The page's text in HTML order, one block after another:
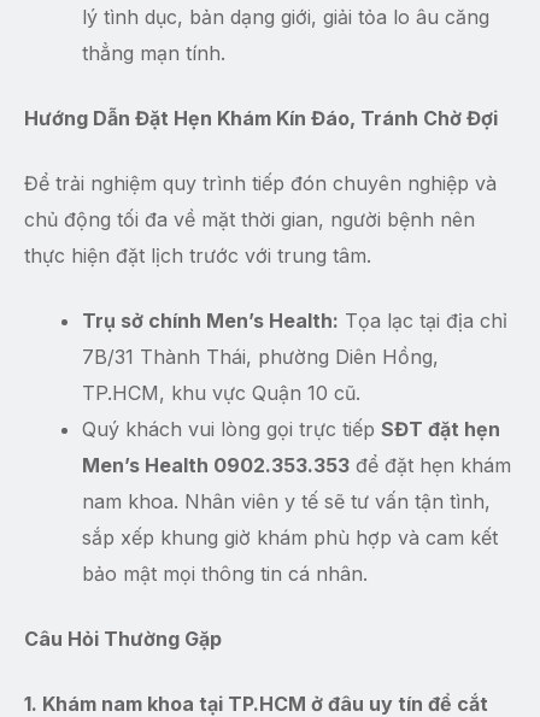
lý tình dục, bản dạng giới, giải tỏa lo âu căng
thẳng mạn tính.
Hướng Dẫn Đặt Hẹn Khám Kín Đáo, Tránh Chờ Đợi
Để trải nghiệm quy trình tiếp đón chuyên nghiệp và
chủ động tối đa về mặt thời gian, người bệnh nên
thực hiện đặt lịch trước với trung tâm.
Trụ sở chính Men’s Health: Tọa lạc tại địa chỉ
7B/31 Thành Thái, phường Diên Hồng,
TP.HCM, khu vực Quận 10 cũ.
Quý khách vui lòng gọi trực tiếp SĐT đặt hẹn
Men’s Health 0902.353.353 để đặt hẹn khám
nam khoa. Nhân viên y tế sẽ tư vấn tận tình,
sắp xếp khung giờ khám phù hợp và cam kết
bảo mật mọi thông tin cá nhân.
Câu Hỏi Thường Gặp
1. Khám nam khoa tại TP.HCM ở đâu uy tín để cắt